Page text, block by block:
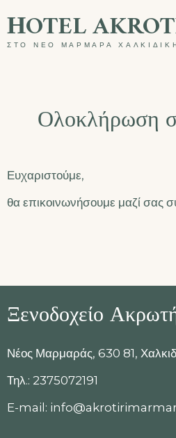
toΗOTEL
ΣΤΟ ΝΕΟ ΜΑΡΜΑΡΑ
Ολοκλήρωση
Ευχαριστούμε,
θα επικοινωνήσουμε μαζί σας
Ξενοδοχείο
Νέος Μαρμαράς, 630 81,
Τηλ.: 2375072191
E-mail: